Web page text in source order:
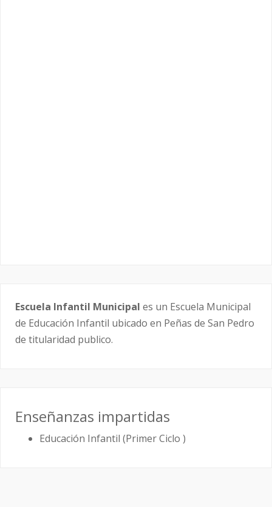
Escuela Infantil Municipal es un Escuela Municipal
de Educación Infantil ubicado en Peñas de San Pedro
de titularidad publico.
Enseñanzas impartidas
Educación Infantil (Primer Ciclo )